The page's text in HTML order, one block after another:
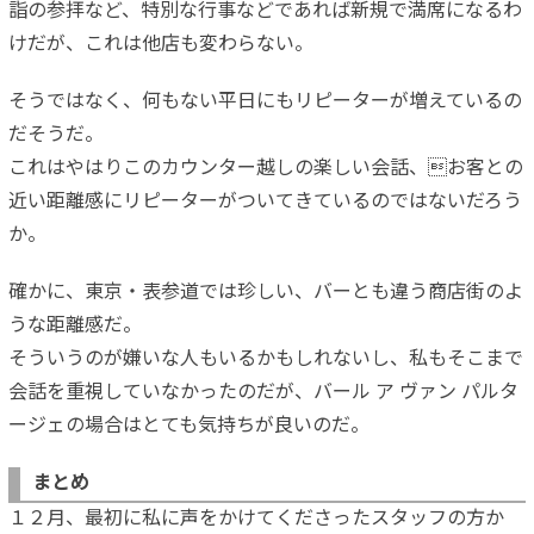
詣の参拝など、特別な行事などであれば新規で満席になるわ
けだが、これは他店も変わらない。
そうではなく、何もない平日にもリピーターが増えているの
だそうだ。
これはやはりこのカウンター越しの楽しい会話、お客との
近い距離感にリピーターがついてきているのではないだろう
か。
確かに、東京・表参道では珍しい、バーとも違う商店街のよ
うな距離感だ。
そういうのが嫌いな人もいるかもしれないし、私もそこまで
会話を重視していなかったのだが、バール ア ヴァン パルタ
ージェの場合はとても気持ちが良いのだ。
まとめ
１２月、最初に私に声をかけてくださったスタッフの方か